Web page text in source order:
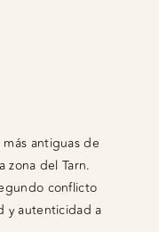
antiguas de
zona del Tarn.
conflicto
y autenticidad a